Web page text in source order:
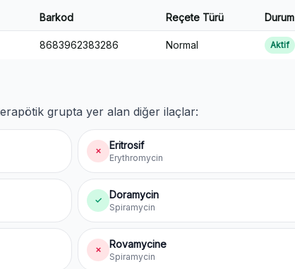
Barkod Reçete Türü Durum
8683962383286 Normal Aktif
grupta yer alan diğer ilaçlar:
✗ Eritrosif
Erythromycin
✓ Doramycin
Spiramycin
✗ Rovamycine
Spiramycin